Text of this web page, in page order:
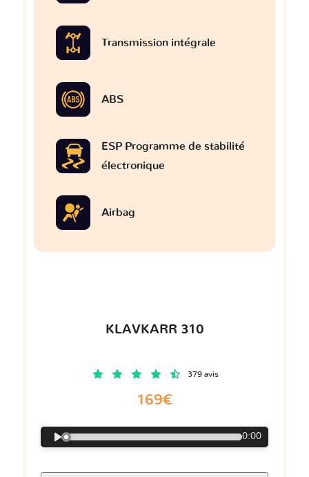
Transmission intégrale
ABS
ESP Programme de stabilité
électronique
Airbag
KLAVKARR 310
379 avis
169€
0:00